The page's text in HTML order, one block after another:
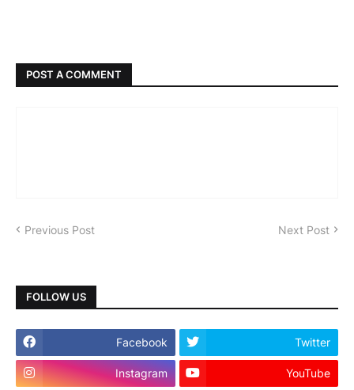
POST A COMMENT
Previous Post Next Post
FOLLOW US
Facebook Twitter
Instagram YouTube